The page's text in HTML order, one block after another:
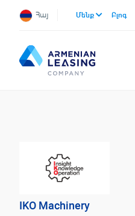
Հայ Մենք Բլոգ
IKO Machinery